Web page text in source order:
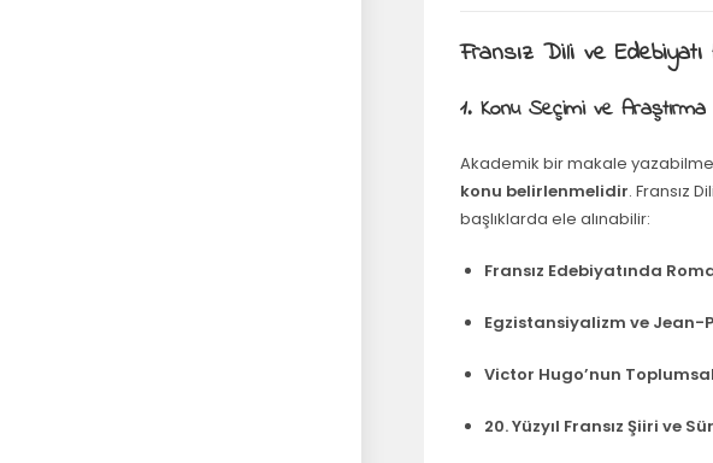
Fransız Dili ve
1. Konu Seçimi ve
Akademik bir makale
konu belirlenmelidir. Fransız
başlıklarda ele alınabilir:
Fransız Edebiyatında
Egzistansiyalizm ve Jean-
Victor Hugo’nun
20. Yüzyıl Fransız Şiiri ve